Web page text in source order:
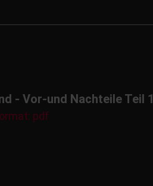
- Vor-und Nachteile Teil 1
pdf